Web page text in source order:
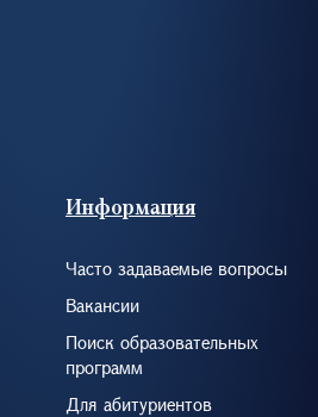
Информация
Часто задаваемые вопросы
Вакансии
Поиск образовательных
программ
Для абитуриентов